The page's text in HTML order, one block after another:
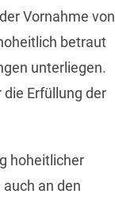
Vornahme von
betraut
unterliegen.
Erfüllung der
hoheitlicher
an den